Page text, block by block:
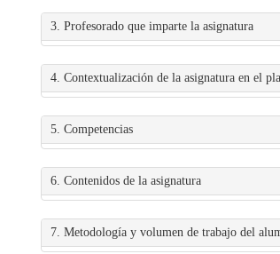
3. Profesorado que imparte la asignatura
4. Contextualización de la asignatura en el
5. Competencias
6. Contenidos de la asignatura
7. Metodología y volumen de trabajo del